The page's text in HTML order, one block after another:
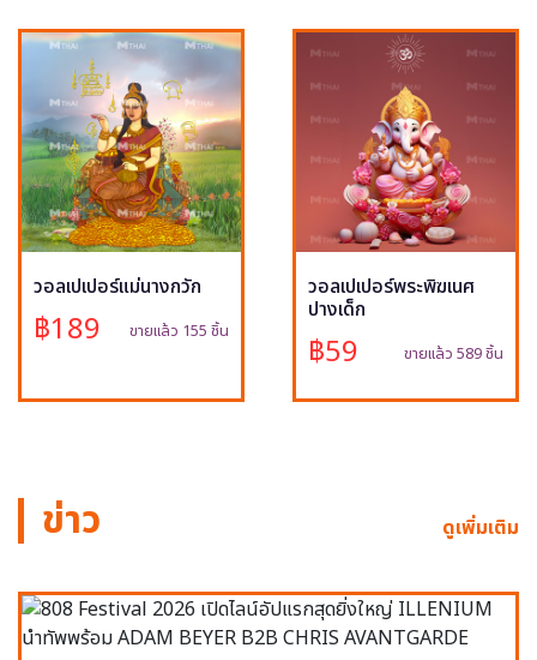
วอลเปเปอร์แม่นางกวัก
฿189 ขายแล้ว 155 ชิ้น
วอลเปเปอร์พระพิฆเนศ
ปางเด็ก
฿59 ขายแล้ว 589 ชิ้น
ข่าว ดูเพิ่มเติม